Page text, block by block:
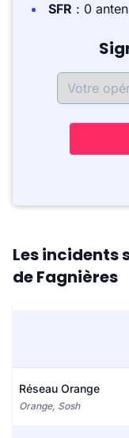
SFR : 0
Les incidents
de Fagnières
Réseau Orange
Orange, Sosh